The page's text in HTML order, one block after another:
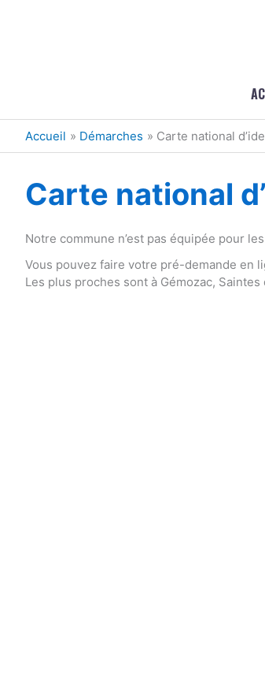
Accueil Démarches Carte national
Carte national
Notre commune n’est pas équipée pour
Vous pouvez faire votre pré-demande en
Les plus proches sont à Gémozac, Saintes